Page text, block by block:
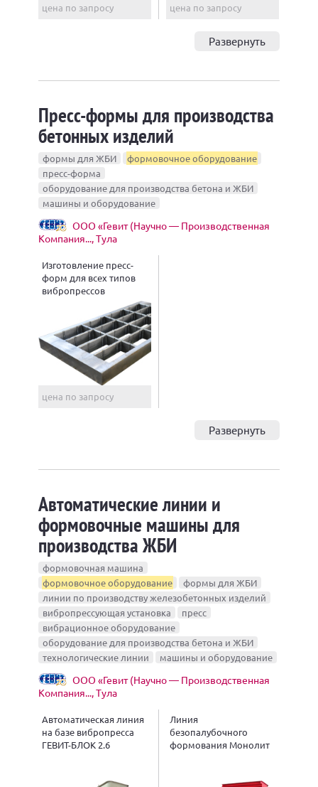
цена по запросу цена по запросу
Развернуть
Пресс-формы для производства
бетонных изделий
формы для ЖБИ
формовочное оборудование
пресс-форма
оборудование для производства бетона и ЖБИ
машины и оборудование
ООО «Гевит (Научно — Производственная
Компания..., Тула
Изготовление пресс-
форм для всех типов
вибропрессов
цена по запросу
Развернуть
Автоматические линии и
формовочные машины для
производства ЖБИ
формовочная машина
формовочное оборудование
формы для ЖБИ
линии по производству железобетонных изделий
вибропрессующая установка
пресс
вибрационное оборудование
оборудование для производства бетона и ЖБИ
технологические линии
машины и оборудование
ООО «Гевит (Научно — Производственная
Компания..., Тула
Автоматическая линия
на базе вибропресса
ГЕВИТ-БЛОК 2.6
Линия
безопалубочного
формования Монолит